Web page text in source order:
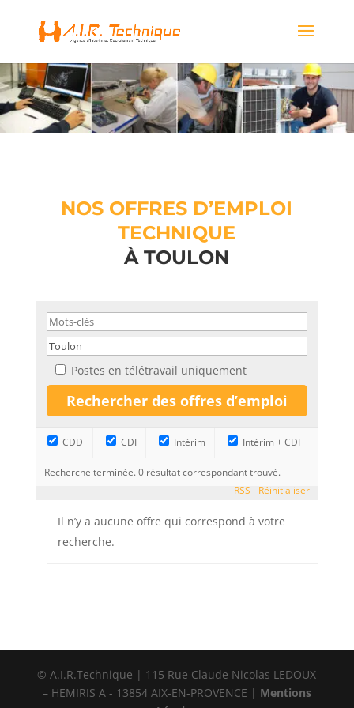
NOS OFFRES D’EMPLOI
TECHNIQUE
À TOULON
Postes en télétravail uniquement
CDD CDI Intérim Intérim + CDI
Recherche terminée. 0 résultat correspondant trouvé.
Réinitialiser
RSS
Il n’y a aucune offre qui correspond à votre
recherche.
© A.I.R.Technique | 115 Rue Claude Nicolas LEDOUX
– HEMIRIS A - 13854 AIX-EN-PROVENCE | Mentions